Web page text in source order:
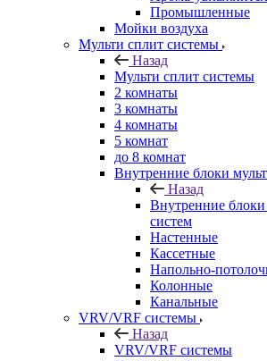
Промышленные
Мойки воздуха
Мульти сплит системы
Назад
Мульти сплит системы
2 комнаты
3 комнаты
4 комнаты
5 комнат
до 8 комнат
Внутренние блоки
Назад
Внутренние
систем
Настенные
Кассетные
Напольно-
Колонные
Канальные
VRV/VRF системы
Назад
VRV/VRF системы